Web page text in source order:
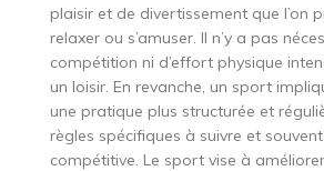
plaisir et de divertissement que l’on
relaxer ou s’amuser. Il n’y a pas
compétition ni d’effort physique
un loisir. En revanche, un sport
une pratique plus structurée et
règles spécifiques à suivre et
compétitive. Le sport vise à